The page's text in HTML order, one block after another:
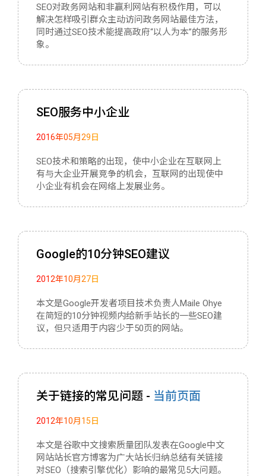
SEO对政务网站和非赢利网站有积极作用，可以
解决怎样吸引群众主动访问政务网站最佳方法，
同时通过SEO技术能提高政府“以人为本”的服务形
象。
SEO服务中小企业
2016年05月29日
SEO技术和策略的出现，使中小企业在互联网上
有与大企业开展竞争的机会，互联网的出现使中
小企业有机会在网络上发展业务。
Google的10分钟SEO建议
2012年10月27日
本文是Google开发者项目技术负责人Maile Ohye
在简短的10分钟视频内给新手站长的一些SEO建
议，但只适用于内容少于50页的网站。
关于链接的常见问题 - 当前页面
2012年10月15日
本文是谷歌中文搜索质量团队发表在Google中文
网站站长官方博客为广大站长归纳总结有关链接
对SEO（搜索引擎优化）影响的最常见5大问题。